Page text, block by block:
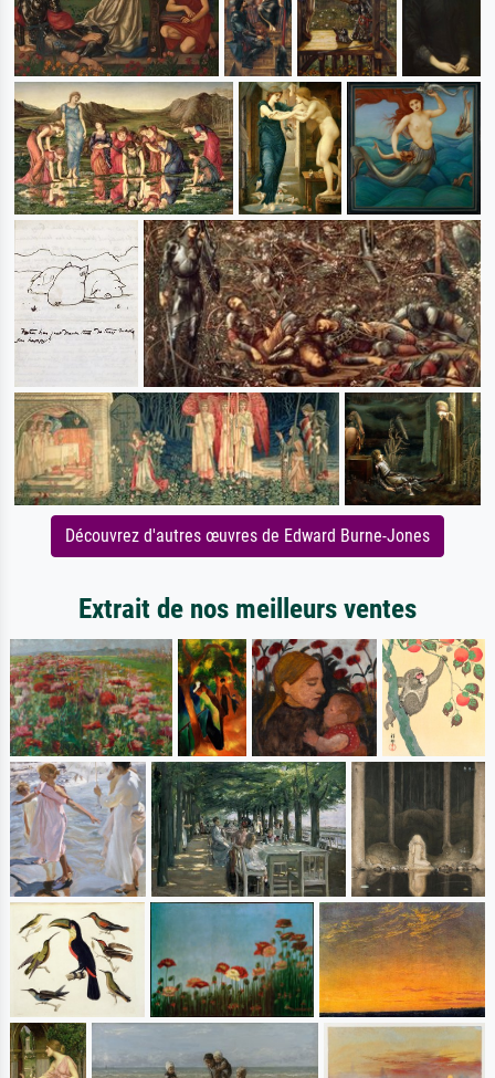
Découvrez d'autres œuvres de Edward Burne-Jones
Extrait de nos meilleurs ventes